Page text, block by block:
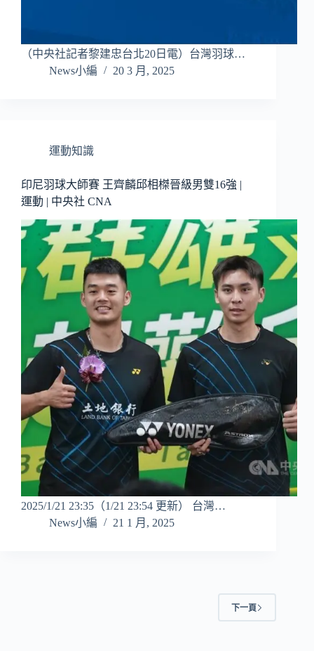
（中央社記者黎建忠台北20日電）台灣羽球…
News小編
20 3 月, 2025
運動知識
印尼羽球大師賽 王齊麟邱相榤晉級男雙16強 |
運動 | 中央社 CNA
2025/1/21 23:35（1/21 23:54 更新） 台灣…
News小編
21 1 月, 2025
下一頁